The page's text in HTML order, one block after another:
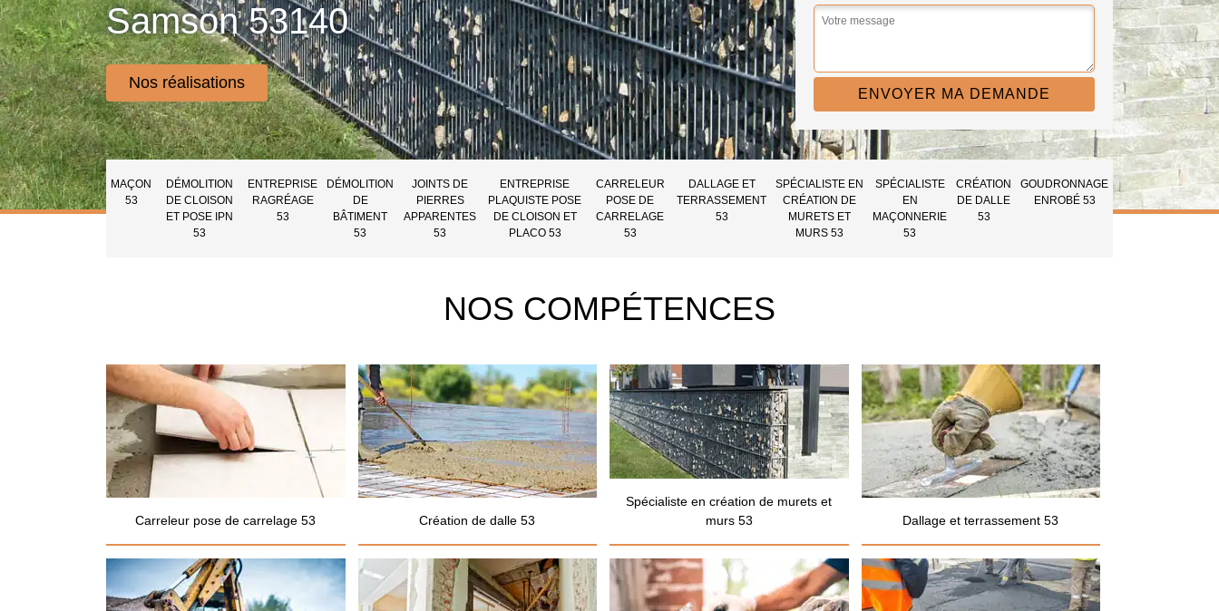
Samson 53140
Nos réalisations
MAÇON
53
DÉMOLITION
DE CLOISON
ET POSE IPN
53
ENTREPRISE
RAGRÉAGE
53
DÉMOLITION
DE
BÂTIMENT
53
JOINTS DE
PIERRES
APPARENTES
53
ENTREPRISE
PLAQUISTE POSE
DE CLOISON ET
PLACO 53
CARRELEUR
POSE DE
CARRELAGE
53
DALLAGE ET
TERRASSEMENT
53
SPÉCIALISTE EN
CRÉATION DE
MURETS ET
MURS 53
SPÉCIALISTE
EN
MAÇONNERIE
53
CRÉATION
DE DALLE
53
GOUDRONNAGE
ENROBÉ 53
NOS COMPÉTENCES
Carreleur pose de carrelage 53 Création de dalle 53
Spécialiste en création de murets et
murs 53
Dallage et terrassement 53